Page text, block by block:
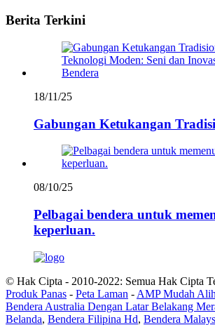
Berita Terkini
18/11/25
Gabungan Ketukangan
08/10/25
Pelbagai bendera untuk
keperluan.
© Hak Cipta - 2010-2022: Semua Hak Cipta
Produk Panas - Peta Laman - AMP Mudah Alih
Bendera Australia Dengan Latar Belakang
Belanda, Bendera Filipina Hd, Bendera